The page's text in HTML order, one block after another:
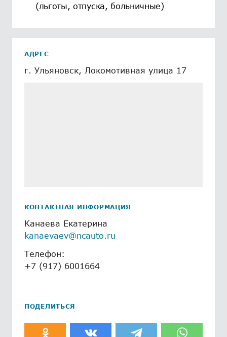
(льготы, отпуска, больничные)
АДРЕС
г. Ульяновск, Локомотивная улица 17
КОНТАКТНАЯ ИНФОРМАЦИЯ
Канаева Екатерина
kanaevaev@ncauto.ru
Телефон:
+7 (917) 6001664
ПОДЕЛИТЬСЯ